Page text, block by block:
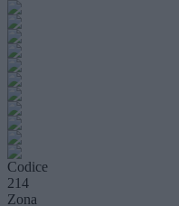
Codice
214
Zona